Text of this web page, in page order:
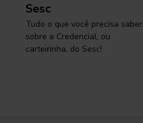
Sesc
Tudo o que você precisa saber
sobre a Credencial, ou
carteirinha, do Sesc!